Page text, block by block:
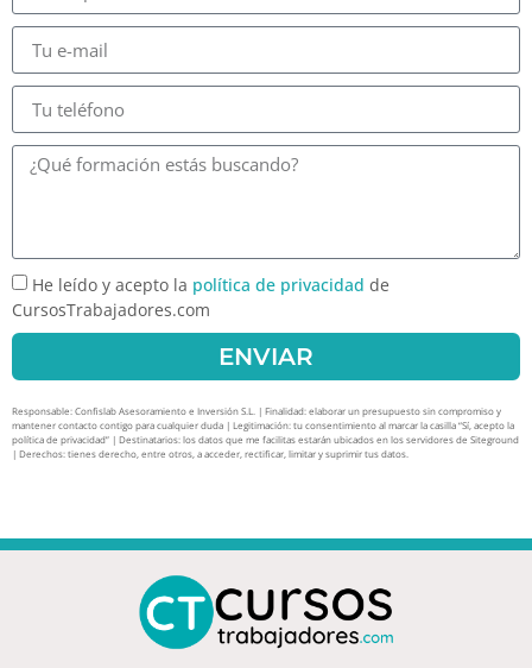
He leído y acepto la política de privacidad de
CursosTrabajadores.com
ENVIAR
Responsable: Confislab Asesoramiento e Inversión S.L. | Finalidad: elaborar un presupuesto sin compromiso y
mantener contacto contigo para cualquier duda | Legitimación: tu consentimiento al marcar la casilla “Sí, acepto la
política de privacidad” | Destinatarios: los datos que me facilitas estarán ubicados en los servidores de Siteground
| Derechos: tienes derecho, entre otros, a acceder, rectificar, limitar y suprimir tus datos.